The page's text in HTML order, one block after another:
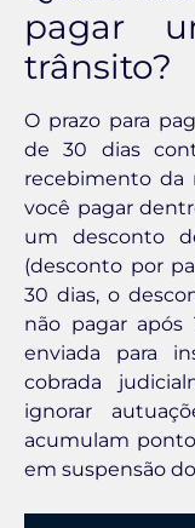
pagar
trânsito?
O prazo para
de 30 dias
recebimento da
você pagar
um desconto
(desconto por
30 dias, o
não pagar
enviada para
cobrada
ignorar
acumulam
em suspensão